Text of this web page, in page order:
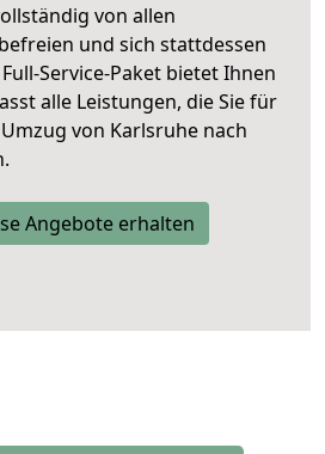
von allen
und sich stattdessen
Service-Paket bietet Ihnen
alle Leistungen, die Sie für
von Karlsruhe nach
Angebote erhalten